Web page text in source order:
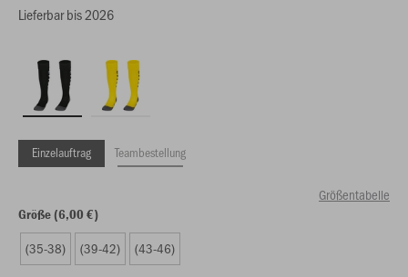
Lieferbar bis 2026
Einzelauftrag Teambestellung
Größentabelle
Größe (6,00 €)
(35-38) (39-42) (43-46)